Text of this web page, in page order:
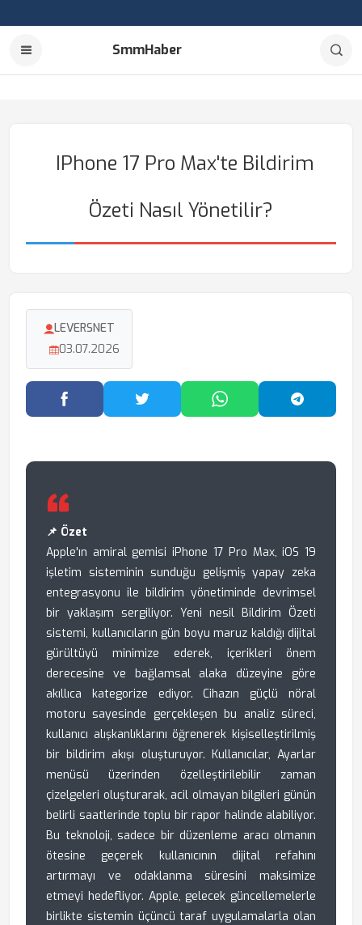
SmmHaber
IPhone 17 Pro Max'te Bildirim
Özeti Nasıl Yönetilir?
LEVERSNET
03.07.2026
Facebook'ta PaylaşTwitter'da PaylaşWhatsApp'ta Paylaş
📌 Özet
Apple'ın amiral gemisi iPhone 17 Pro Max, iOS 19
işletim sisteminin sunduğu gelişmiş yapay zeka
entegrasyonu ile bildirim yönetiminde devrimsel
bir yaklaşım sergiliyor. Yeni nesil Bildirim Özeti
sistemi, kullanıcıların gün boyu maruz kaldığı dijital
gürültüyü minimize ederek, içerikleri önem
derecesine ve bağlamsal alaka düzeyine göre
akıllıca kategorize ediyor. Cihazın güçlü nöral
motoru sayesinde gerçekleşen bu analiz süreci,
kullanıcı alışkanlıklarını öğrenerek kişiselleştirilmiş
bir bildirim akışı oluşturuyor. Kullanıcılar, Ayarlar
menüsü üzerinden özelleştirilebilir zaman
çizelgeleri oluşturarak, acil olmayan bilgileri günün
belirli saatlerinde toplu bir rapor halinde alabiliyor.
Bu teknoloji, sadece bir düzenleme aracı olmanın
ötesine geçerek kullanıcının dijital refahını
artırmayı ve odaklanma süresini maksimize
etmeyi hedefliyor. Apple, gelecek güncellemelerle
birlikte sistemin üçüncü taraf uygulamalarla olan